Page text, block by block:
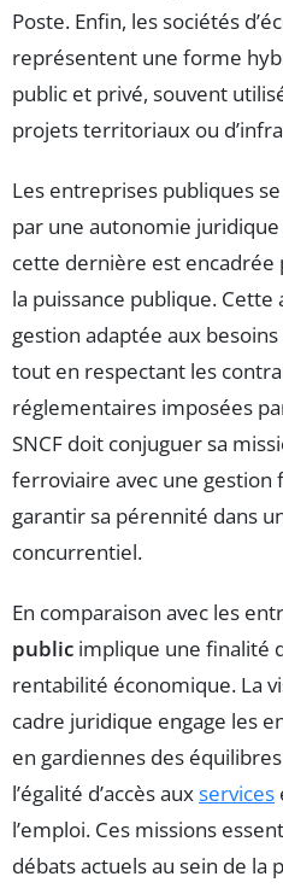
Poste. Enfin, les sociétés
représentent une forme
public et privé, souvent
projets territoriaux ou
Les entreprises publiques
par une autonomie
cette dernière est
la puissance publique.
gestion adaptée aux
tout en respectant les
réglementaires imposées
SNCF doit conjuguer sa
ferroviaire avec une
garantir sa pérennité dans
concurrentiel.
En comparaison avec les
public implique une finalité
rentabilité économique. La
cadre juridique engage les
en gardiennes des
l’égalité d’accès auxservices
l’emploi. Ces missions
débats actuels au sein de la